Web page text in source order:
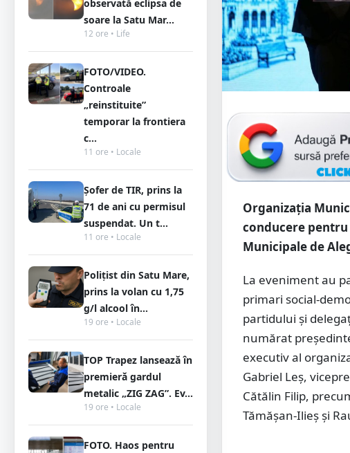
observată eclipsa de
soare la Satu Mar...
12 ore • Life
FOTO/VIDEO.
Controale
„reinstituite”
temporar la frontiera
c...
11 ore • Locale
Șofer de TIR, prins la
71 de ani cu permisul
suspendat. Un t...
11 ore • Locale
Polițist din Satu Mare,
prins la volan cu 1,75
g/l alcool în...
19 ore • Locale
TOP Trapez lansează în
premieră gardul
metalic „ZIG ZAG”. Ev...
19 ore • Locale
FOTO. Haos pentru
Organizația
conducere
Municipale de
La eveniment au
primari social-
partidului și
numărat
executiv al
Gabriel Leș,
Cătălin Filip,
Tămășan-Ilieș și